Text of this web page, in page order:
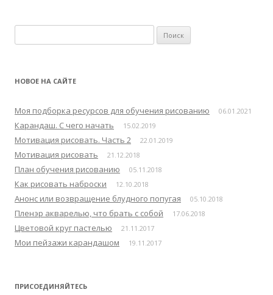
а
т
:
НОВОЕ НА САЙТЕ
Моя подборка ресурсов для обучения рисованию 06.01.2021
Карандаш. С чего начать 15.02.2019
Мотивация рисовать. Часть 2 22.01.2019
Мотивация рисовать 21.12.2018
План обучения рисованию 05.11.2018
Как рисовать наброски 12.10.2018
Анонс или возвращение блудного попугая 05.10.2018
Пленэр акварелью, что брать с собой 17.06.2018
Цветовой круг пастелью 21.11.2017
Мои пейзажи карандашом 19.11.2017
ПРИСОЕДИНЯЙТЕСЬ